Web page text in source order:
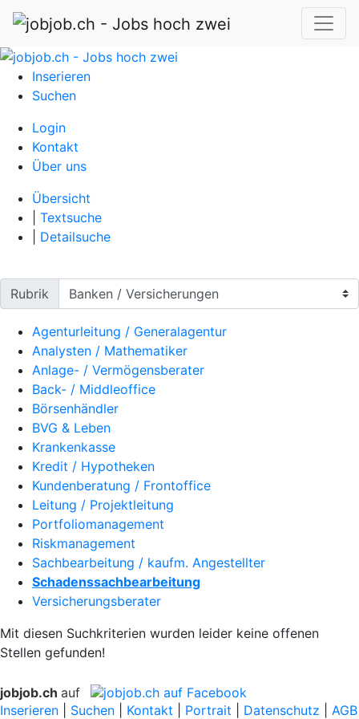
Inserieren
Suchen
Login
Kontakt
Über uns
Übersicht
Textsuche
Detailsuche
Rubrik
Agenturleitung / Generalagentur
Analysten / Mathematiker
Anlage- / Vermögensberater
Back- / Middleoffice
Börsenhändler
BVG & Leben
Krankenkasse
Kredit / Hypotheken
Kundenberatung / Frontoffice
Leitung / Projektleitung
Portfoliomanagement
Riskmanagement
Sachbearbeitung / kaufm. Angestellter
Schadenssachbearbeitung
Versicherungsberater
Mit diesen Suchkriterien wurden leider keine offenen
Stellen gefunden!
jobjob.ch auf
Inserieren
Suchen Kontakt Portrait Datenschutz AGB